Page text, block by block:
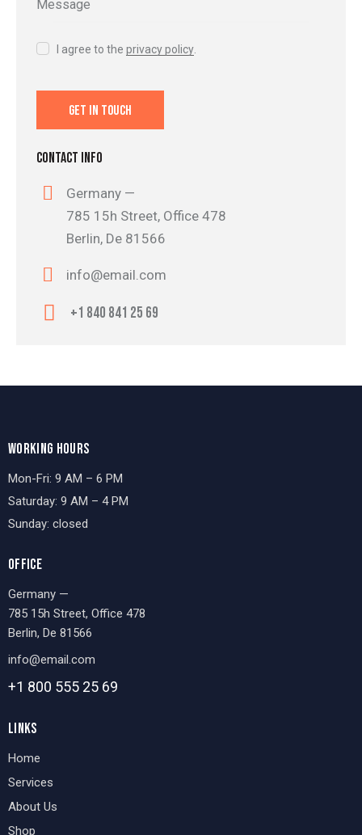
I agree to theprivacy policy
CONTACT INFO
Germany —
785 15h Street, Office 478
Berlin, De 81566
info@email.com
+1 840 841 25 69
WORKING HOURS
Mon-Fri: 9 AM – 6 PM
Saturday: 9 AM – 4 PM
Sunday: closed
OFFICE
Germany —
785 15h Street, Office 478
Berlin, De 81566
info@email.com
+1 800 555 25 69
LINKS
Home
Services
About Us
Shop